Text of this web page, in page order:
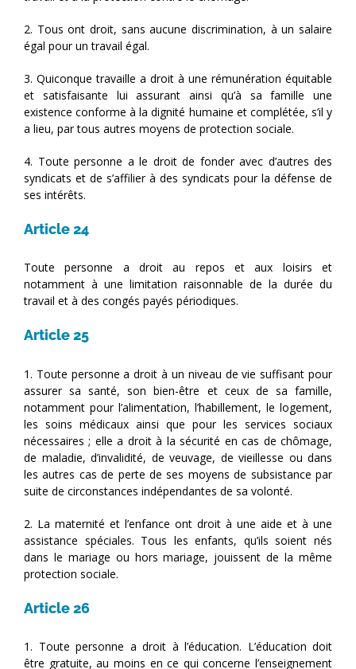
2. Tous ont droit, sans aucune discrimination, à un salaire
égal pour un travail égal.
3. Quiconque travaille a droit à une rémunération équitable
et satisfaisante lui assurant ainsi qu’à sa famille une
existence conforme à la dignité humaine et complétée, s’il y
a lieu, par tous autres moyens de protection sociale.
4. Toute personne a le droit de fonder avec d’autres des
syndicats et de s’affilier à des syndicats pour la défense de
ses intérêts.
Article 24
Toute personne a droit au repos et aux loisirs et
notamment à une limitation raisonnable de la durée du
travail et à des congés payés périodiques.
Article 25
1. Toute personne a droit à un niveau de vie suffisant pour
assurer sa santé, son bien-être et ceux de sa famille,
notamment pour l’alimentation, l’habillement, le logement,
les soins médicaux ainsi que pour les services sociaux
nécessaires ; elle a droit à la sécurité en cas de chômage,
de maladie, d’invalidité, de veuvage, de vieillesse ou dans
les autres cas de perte de ses moyens de subsistance par
suite de circonstances indépendantes de sa volonté.
2. La maternité et l’enfance ont droit à une aide et à une
assistance spéciales. Tous les enfants, qu’ils soient nés
dans le mariage ou hors mariage, jouissent de la même
protection sociale.
Article 26
1. Toute personne a droit à l’éducation. L’éducation doit
être gratuite, au moins en ce qui concerne l’enseignement